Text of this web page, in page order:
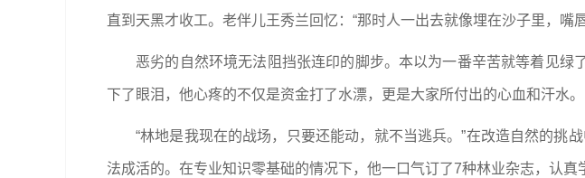
直到天黑才收工。老伴儿王秀兰回忆：“那时人一出去就像埋在沙子里，嘴
恶劣的自然环境无法阻挡张连印的脚步。本以为一番辛苦就等着见
下了眼泪，他心疼的不仅是资金打了水漂，更是大家所付出的心血和汗水。
“林地是我现在的战场，只要还能动，就不当逃兵。”在改造自然的
法成活的。在专业知识零基础的情况下，他一口气订了7种林业杂志，认真